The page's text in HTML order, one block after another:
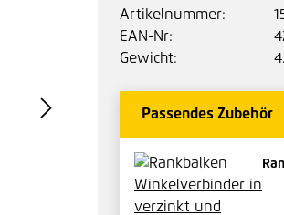
Artikelnummer:
EAN-Nr:
Gewicht:
Passendes Zubehör